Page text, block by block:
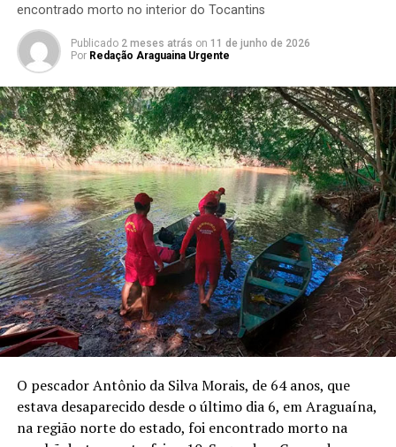
encontrado morto no interior do Tocantins
Publicado 2 meses atrás on 11 de junho de 2026
Por Redação Araguaina Urgente
O pescador Antônio da Silva Morais, de 64 anos, que
estava desaparecido desde o último dia 6, em Araguaína,
na região norte do estado, foi encontrado morto na